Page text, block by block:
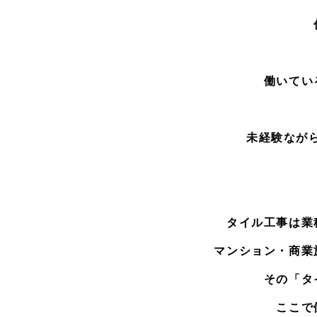
働いてい
未経験なが
タイル工事は
マンション・商
その「
ここで